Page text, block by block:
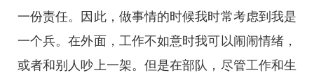
一份责任。因此，做事情的时候我时常考虑到我是
一个兵。在外面，工作不如意时我可以闹闹情绪，
或者和别人吵上一架。但是在部队，尽管工作和生